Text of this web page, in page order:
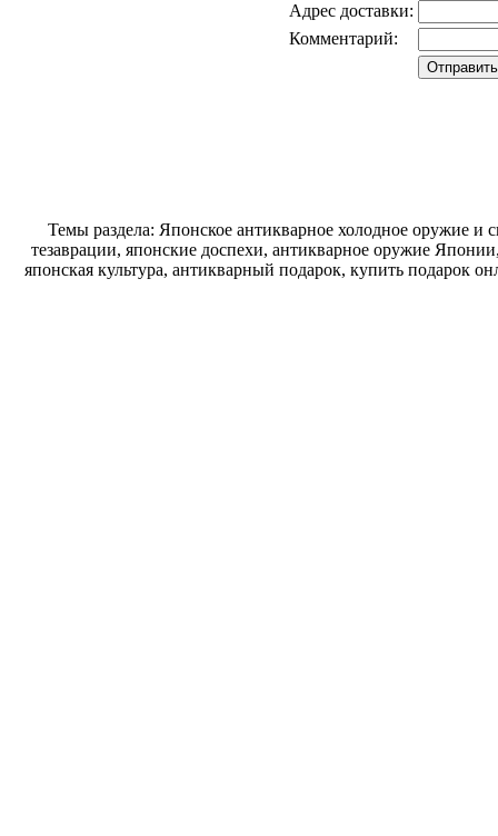
Адрес доставки:
Комментарий:
Темы раздела: Японское антикварное холодное оружие и
тезаврации, японские доспехи, антикварное оружие
японская культура, антикварный подарок, купить подарок